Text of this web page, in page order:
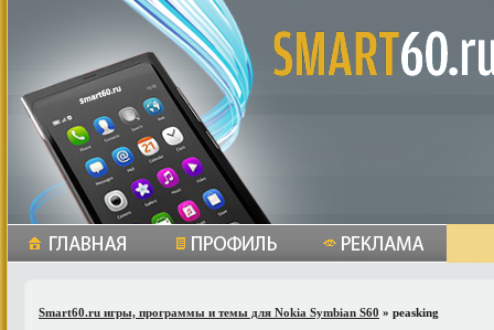
Smart60.ru игры, программы и темы для Nokia Symbian S60 » peasking